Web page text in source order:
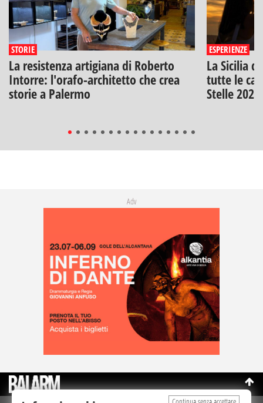
STORIE
La resistenza artigiana di Roberto
Intorre: l'orafo-architetto che crea
storie a Palermo
ESPERIENZE
La Sicilia
tutte le
Stelle
Adv